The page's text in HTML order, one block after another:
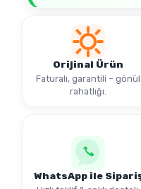
Orijinal Ürün
Faturalı, garantili – gönül
rahatlığı.
WhatsApp ile